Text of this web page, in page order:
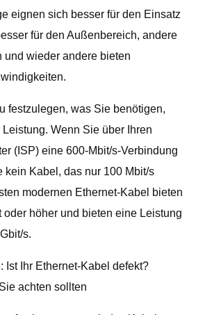
eignen sich besser für den Einsatz
für den Außenbereich, andere
und wieder andere bieten
festzulegen, was Sie benötigen,
Wenn Sie über Ihren
(ISP) eine 600-Mbit/s-Verbindung
kein Kabel, das nur 100 Mbit/s
modernen Ethernet-Kabel bieten
höher und bieten eine Leistung
s.
Ist Ihr Ethernet-Kabel defekt?
achten sollten